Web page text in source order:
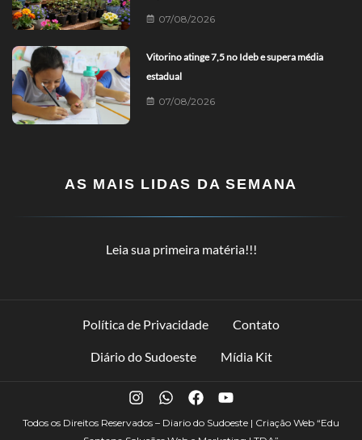
07/08/2026
Vitorino atinge 7,5 no Ideb e supera média
estadual
07/08/2026
AS MAIS LIDAS DA SEMANA
Leia sua primeira matéria!!!
Política de Privacidade Contato
Diário do Sudoeste Mídia Kit
Todos os Direitos Reservados – Diario do Sudoeste | Criação Web “Edu